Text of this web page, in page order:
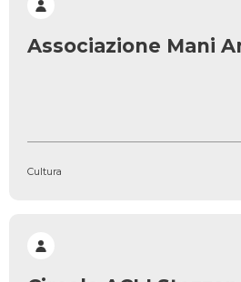
Cultura
Associazione Mani